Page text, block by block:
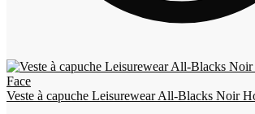
Veste à capuche Leisurewear All-Blacks Noir